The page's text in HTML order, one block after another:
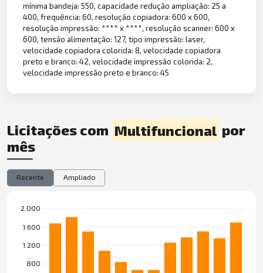
mínima bandeja: 550, capacidade redução ampliação: 25 a
400, frequência: 60, resolução copiadora: 600 x 600,
resolução impressão: **** x ****, resolução scanner: 600 x
600, tensão alimentação: 127, tipo impressão: laser,
velocidade copiadora colorida: 8, velocidade copiadora
preto e branco: 42, velocidade impressão colorida: 2,
velocidade impressão preto e branco: 45
Licitações com Multifuncional por
mês
Recente Ampliado